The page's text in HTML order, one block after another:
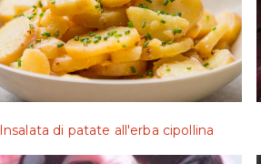
Insalata di patate all'erba cipollina